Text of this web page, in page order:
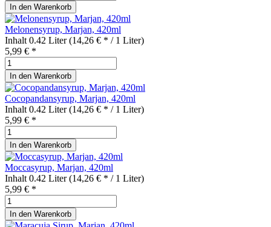
In den Warenkorb
Melonensyrup, Marjan, 420ml
Inhalt 0.42 Liter(14,26 € * / 1 Liter)
5,99 € *
In den Warenkorb
Cocopandansyrup, Marjan, 420ml
Inhalt 0.42 Liter(14,26 € * / 1 Liter)
5,99 € *
In den Warenkorb
Moccasyrup, Marjan, 420ml
Inhalt 0.42 Liter(14,26 € * / 1 Liter)
5,99 € *
In den Warenkorb